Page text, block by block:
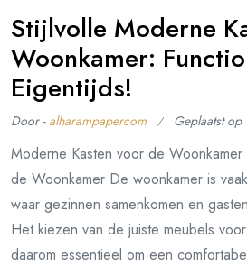
Stijlvolle Moderne
Woonkamer:
Eigentijds!
Door - alharampapercom Geplaatst op
Moderne Kasten voor de
de Woonkamer De woonkamer is
waar gezinnen samenkomen en
Het kiezen van de juiste meubels
daarom essentieel om een